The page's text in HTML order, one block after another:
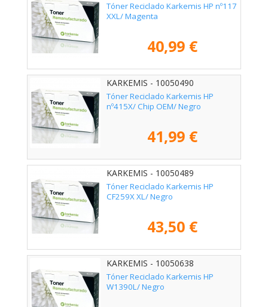
Tóner Reciclado Karkemis HP nº117
XXL/ Magenta
40,99 €
KARKEMIS - 10050490
Tóner Reciclado Karkemis HP
nº415X/ Chip OEM/ Negro
41,99 €
KARKEMIS - 10050489
Tóner Reciclado Karkemis HP
CF259X XL/ Negro
43,50 €
KARKEMIS - 10050638
Tóner Reciclado Karkemis HP
W1390L/ Negro